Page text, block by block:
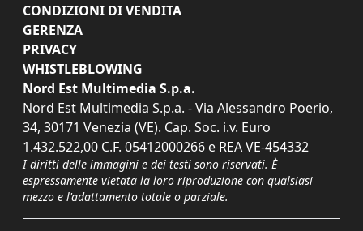
CONDIZIONI DI VENDITA
GERENZA
PRIVACY
WHISTLEBLOWING
Nord Est Multimedia S.p.a.
Nord Est Multimedia S.p.a. - Via Alessandro Poerio,
34, 30171 Venezia (VE). Cap. Soc. i.v. Euro
1.432.522,00 C.F. 05412000266 e REA VE-454332
I diritti delle immagini e dei testi sono riservati. È
espressamente vietata la loro riproduzione con qualsiasi
mezzo e l'adattamento totale o parziale.